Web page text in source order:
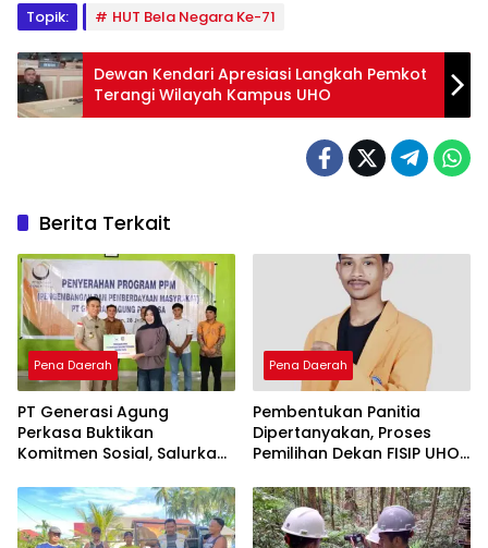
Topik:
HUT Bela Negara Ke-71
Dewan Kendari Apresiasi Langkah Pemkot
Terangi Wilayah Kampus UHO
Berita Terkait
Pena Daerah
PT Generasi Agung
Perkasa Buktikan
Komitmen Sosial, Salurkan
Masyarakat Lingkar
Tambang
Pena Daerah
Pembentukan Panitia
Dipertanyakan, Proses
Pemilihan Dekan FISIP UHO